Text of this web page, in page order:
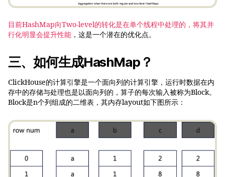
目前HashMap向Two-level的转化是在单个线程中处理的，将其并
行化明显会提升性能 ，这是一个潜在的优化点。
三、如何生成HashMap？
ClickHouse的计算引擎是一个面向列的计算引擎，运行时数据在内
存中的存储与处理也是以面向列的，算子的每次输入被称为Block。
Block是n个列组成的二维表，其内存layout如下图所示：